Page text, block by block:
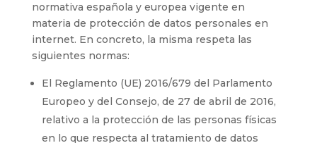
normativa española y europea vigente en
materia de protección de datos personales en
internet. En concreto, la misma respeta las
siguientes normas:
El Reglamento (UE) 2016/679 del Parlamento
Europeo y del Consejo, de 27 de abril de 2016,
relativo a la protección de las personas físicas
en lo que respecta al tratamiento de datos